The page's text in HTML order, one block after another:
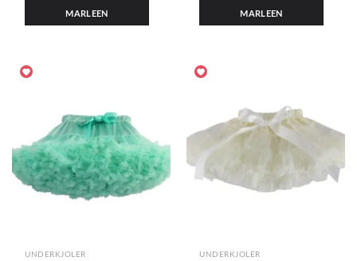
MARLEEN MARLEEN
UNDERKJOLER UNDERKJOLER